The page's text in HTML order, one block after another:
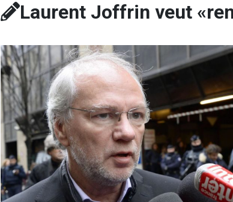
Laurent Joffrin veut